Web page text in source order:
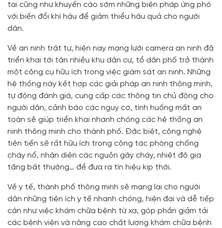
tai cũng như khuyến cáo sớm những biện pháp ứng phó
với biến đổi khí hậu để giảm thiểu hậu quả cho người
dân.
Về an ninh trật tự, hiện nay mạng lưới camera an ninh đã
triển khai tới tận nhiều khu dân cư, tổ dân phố trở thành
một công cụ hữu ích trong việc giám sát an ninh. Những
hệ thống này kết hợp các giải pháp an ninh thông minh,
tự động đánh giá, cung cấp các thông tin chủ động cho
người dân, cảnh báo các nguy cơ, tình huống mất an
toàn sẽ giúp triển khai nhanh chóng các hệ thống an
ninh thông minh cho thành phố. Đặc biệt, công nghệ
tiên tiến sẽ rất hữu ích trong công tác phòng chống
cháy nổ, nhận diện các nguồn gây cháy, nhiệt độ gia
tăng bất thường… để đưa ra tín hiệu kịp thời.
Về y tế, thành phố thông minh sẽ mang lại cho người
dân những tiện ích y tế nhanh chóng, hiện đại và dễ tiếp
cận như việc khám chữa bệnh từ xa, góp phần giảm tải
các bệnh viện và nâng cao chất lượng khám chữa bệnh